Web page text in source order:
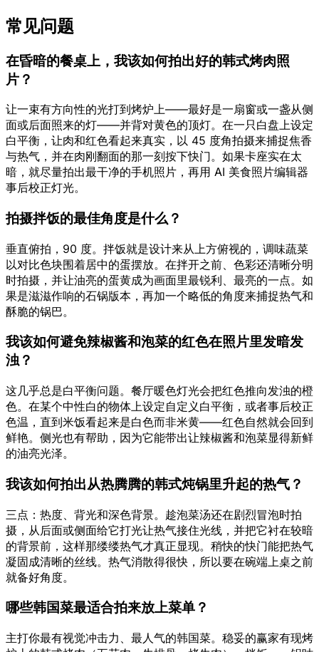
常见问题
在昏暗的餐桌上，我该如何拍出好的韩式烤肉照
片？
让一束有方向性的光打到烤炉上——最好是一扇窗或一盏从侧
面或后面照来的灯——并背对黄色的顶灯。在一只白盘上设定
白平衡，让肉和红色看起来真实，以 45 度角拍摄来捕捉焦香
与热气，并在肉刚翻面的那一刻按下快门。如果卡座实在太
暗，就尽量拍出最干净的手机照片，再用 AI 美食照片编辑器
事后校正灯光。
拍摄拌饭的最佳角度是什么？
垂直俯拍，90 度。拌饭就是设计来从上方俯视的，调味蔬菜
以对比色块围着居中的蛋摆放。在拌开之前、色彩还清晰分明
时拍摄，并让油亮的蛋黄成为画面里最锐利、最亮的一点。如
果是滋滋作响的石锅版本，再加一个略低的角度来捕捉热气和
酥脆的锅巴。
我该如何避免辣椒酱和泡菜的红色在照片里发暗发
浊？
这几乎总是白平衡问题。餐厅暖色灯光会把红色推向发浊的橙
色。在某个中性白的物体上设定自定义白平衡，或者事后校正
色温，直到米饭看起来是白色而非米黄——红色自然就会回到
鲜艳。侧光也有帮助，因为它能带出让辣椒酱和泡菜显得新鲜
的油亮光泽。
我该如何拍出从热腾腾的韩式炖锅里升起的热气？
三点：热度、背光和深色背景。趁泡菜汤还在剧烈冒泡时拍
摄，从后面或侧面给它打光让热气接住光线，并把它衬在较暗
的背景前，这样那缕缕热气才真正显现。稍快的快门能把热气
凝固成清晰的丝线。热气消散得很快，所以要在碗端上桌之前
就备好角度。
哪些韩国菜最适合拍来放上菜单？
主打你最有视觉冲击力、最人气的韩国菜。稳妥的赢家有现烤